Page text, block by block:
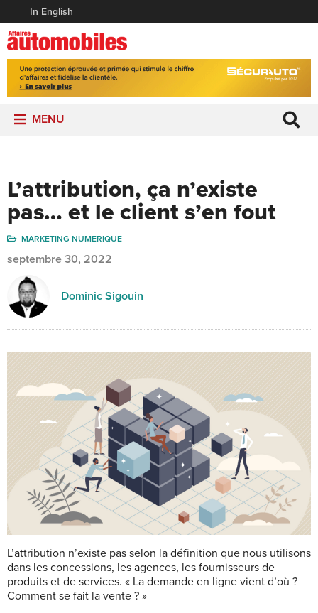
In English
MENU
L’attribution, ça n’existe
pas… et le client s’en fout
MARKETING NUMERIQUE
septembre 30, 2022
Dominic Sigouin
L’attribution n’existe pas selon la définition que nous utilisons
dans les concessions, les agences, les fournisseurs de
produits et de services. « La demande en ligne vient d’où ?
Comment se fait la vente ? »